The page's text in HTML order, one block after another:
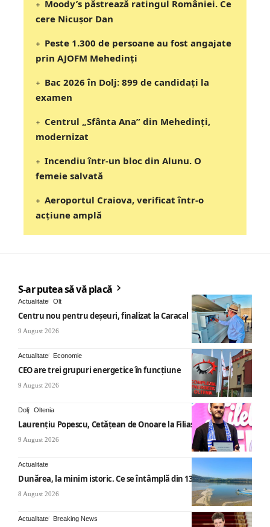
Moody’s păstrează ratingul României. Ce
cere Nicușor Dan
Peste 1.300 de persoane au fost angajate
prin AJOFM Mehedinți
Bac 2026 în Dolj: 899 de candidați la
examen
Centrul „Sfânta Ana” din Mehedinți,
modernizat
Incendiu într-un bloc din Alunu. O
femeie salvată
Aeroportul Craiova, verificat într-o
acțiune amplă
S-ar putea să vă placă
Actualitate Olt
Centru nou pentru deșeuri, finalizat la Caracal
9 August 2026
Actualitate Economie
CEO are trei grupuri energetice în funcțiune
9 August 2026
Dolj Oltenia
Laurențiu Popescu, Cetățean de Onoare la Filiași
9 August 2026
Actualitate
Dunărea, la minim istoric. Ce se întâmplă din 13 august
8 August 2026
Actualitate Breaking News